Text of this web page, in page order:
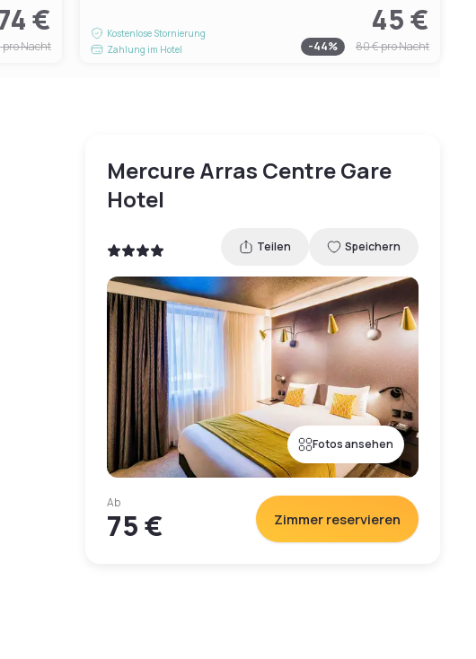
€
pro Nacht
Kostenlose Stornierung
Zahlung im Hotel
45 €
-44% 80 €pro Nacht
Mercure Arras Centre Gare
Hotel
Teilen Speichern
Fotos ansehen
Ab
75 € Zimmer reservieren